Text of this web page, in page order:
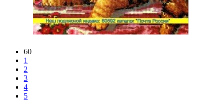
60
1
2
3
4
5